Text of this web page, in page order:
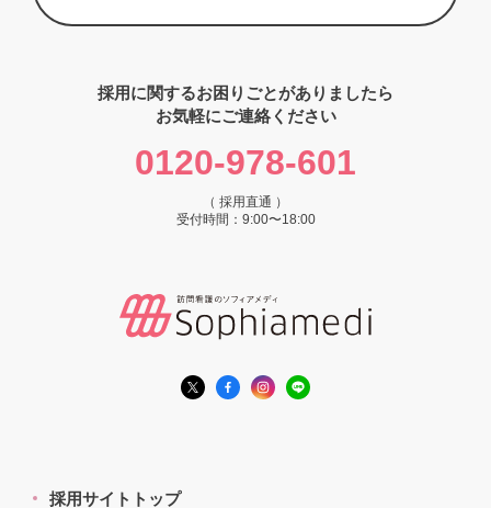
採用に関するお困りごとがありましたら
お気軽にご連絡ください
0120-978-601
（ 採用直通 ）
受付時間：9:00〜18:00
採用サイトトップ